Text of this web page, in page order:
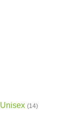
Unisex (14)